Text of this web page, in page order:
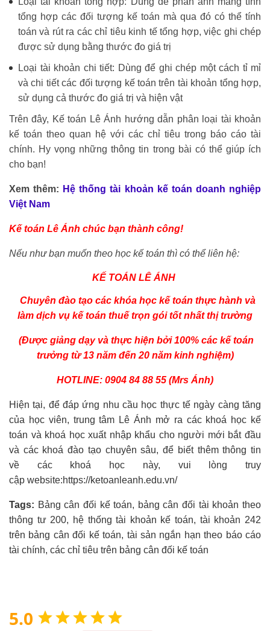
tổng hợp các đối tượng kế toán mà qua đó có thể tính
toán và rút ra các chỉ tiêu kinh tế tổng hợp, việc ghi chép
được sử dụng bằng thước đo giá trị
Loại tài khoản chi tiết: Dùng để ghi chép một cách tỉ mỉ
và chi tiết các đối tượng kế toán trên tài khoản tổng hợp,
sử dụng cả thước đo giá trị và hiện vật
Trên đây, Kế toán Lê Ánh hướng dẫn phân loại tài khoản
kế toán theo quan hệ với các chỉ tiêu trong báo cáo tài
chính. Hy vọng những thông tin trong bài có thể giúp ích
cho bạn!
Xem thêm: Hệ thống tài khoản kế toán doanh nghiệp
Việt Nam
Kế toán Lê Ánh chúc bạn thành công!
Nếu như bạn muốn theo học kế toán thì có thể liên hệ:
KẾ TOÁN LÊ ÁNH
Chuyên đàotạo các khóa học kế toán thực hành và
làm dịch vụ kế toán thuế trọn gói tốtnhất thị trường
(Được giảng dạy và thực hiện bởi 100% các kế toán
trưởng từ 13 năm đến 20 năm kinh nghiệm)
HOTLINE: 0904 84 88 55 (Mrs Ánh)
Hiện tại, để đáp ứng nhu cầu học thực tế ngày càng tăng
của học viên, trung tâm Lê Ánh mở ra các khoá học kế
toán và khoá học xuất nhập khẩu cho người mới bắt đầu
và các khoá đào tạo chuyên sâu, để biết thêm thông tin
về các khoá học này, vui lòng truy
cập website:https://ketoanleanh.edu.vn/
Tags: Bảng cân đối kế toán, bảng cân đối tài khoản theo
thông tư 200, hệ thống tài khoản kế toán, tài khoản 242
trên bảng cân đối kế toán, tài sản ngắn hạn theo báo cáo
tài chính, các chỉ tiêu trên bảng cân đối kế toán
5.0